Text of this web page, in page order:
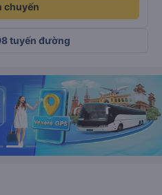
chuyến
tuyến đường